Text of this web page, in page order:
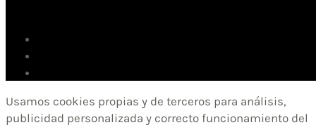
Usamos cookies propias y de terceros para análisis,
publicidad personalizada y correcto funcionamiento del